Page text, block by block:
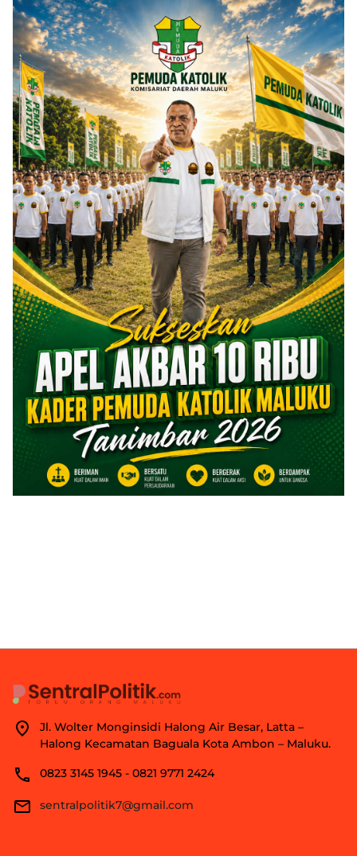
Jl. Wolter Monginsidi Halong Air Besar, Latta –
Halong Kecamatan Baguala Kota Ambon – Maluku.
0823 3145 1945 - 0821 9771 2424
sentralpolitik7@gmail.com